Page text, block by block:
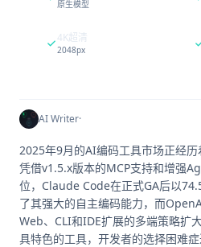
原生模型
4K超清
2048px
AI Writer·
2025年9月的AI编码工具市场正经
凭借v1.5.x版本的MCP支持和增强
位，Claude Code在正式GA后以
了其强大的自主编码能力，而
Web、CLI和IDE扩展的多端策略扩
具特色的工具，开发者的选择困难